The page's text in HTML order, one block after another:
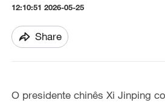
12:10:51 2026-05-25
Share
O presidente chinês Xi Jinping